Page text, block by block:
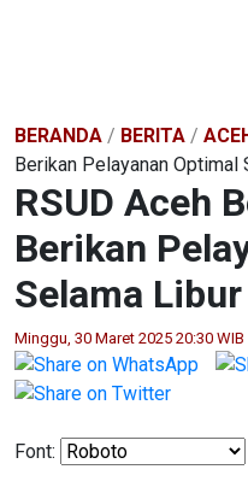
BERANDA / BERITA /
Berikan Pelayanan
RSUD Aceh
Berikan
Selama
Minggu, 30 Maret 2025 20:30 WIB
Font: